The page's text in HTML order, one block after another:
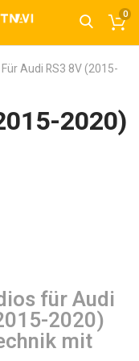
0
Für Audi RS3 8V (2015-
2020)
für Audi
2020)
mit